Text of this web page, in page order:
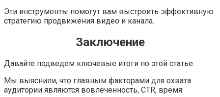
Эти инструменты помогут вам выстроить эффективную
стратегию продвижения видео и канала.
Заключение
Давайте подведем ключевые итоги по этой статье.
Мы выяснили, что главным факторами для охвата
аудитории являются вовлеченность, CTR, время